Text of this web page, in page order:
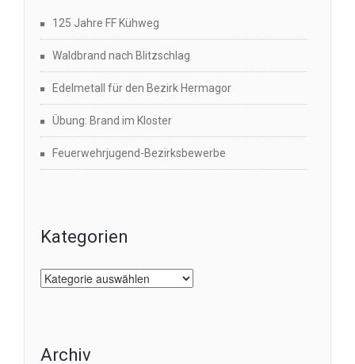
125 Jahre FF Kühweg
Waldbrand nach Blitzschlag
Edelmetall für den Bezirk Hermagor
Übung: Brand im Kloster
Feuerwehrjugend-Bezirksbewerbe
Kategorien
Kategorien
Archiv